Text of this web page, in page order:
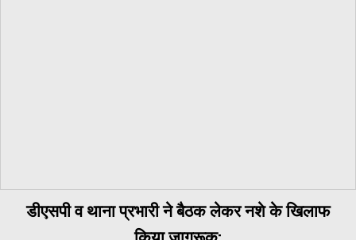
डीएसपी व थाना प्रभारी ने बैठक लेकर नशे के खिलाफ